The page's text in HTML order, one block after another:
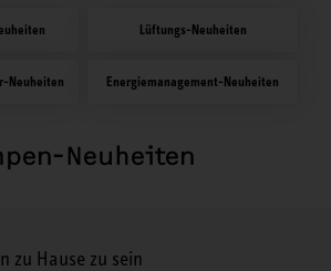
Lüftungs-Neuheiten
Neuheiten Energiemanagement-Neuheiten
Neuheiten
zu Hause zu sein